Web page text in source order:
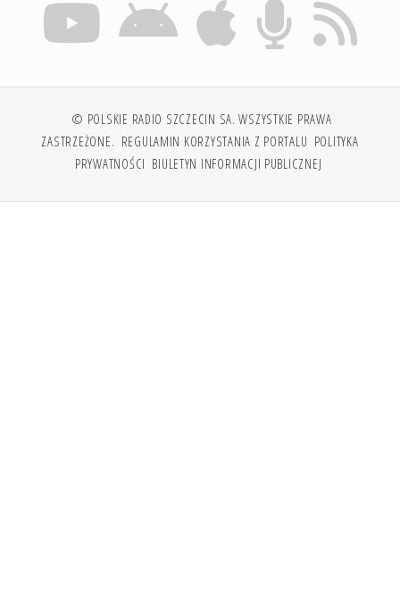
© POLSKIE RADIO SZCZECIN SA. WSZYSTKIE PRAWA
ZASTRZEŻONE. REGULAMIN KORZYSTANIA Z PORTALU POLITYKA
PRYWATNOŚCI BIULETYN INFORMACJI PUBLICZNEJ